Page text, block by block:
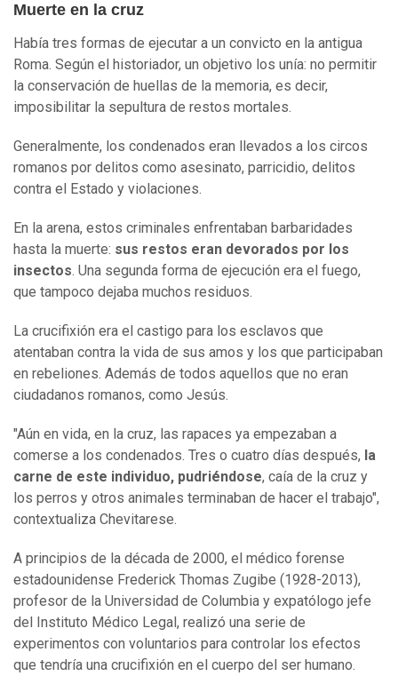
Muerte en la cruz
Había tres formas de ejecutar a un convicto en la antigua
Roma. Según el historiador, un objetivo los unía: no permitir
la conservación de huellas de la memoria, es decir,
imposibilitar la sepultura de restos mortales.
Generalmente, los condenados eran llevados a los circos
romanos por delitos como asesinato, parricidio, delitos
contra el Estado y violaciones.
En la arena, estos criminales enfrentaban barbaridades
hasta la muerte: sus restos eran devorados por los
insectos. Una segunda forma de ejecución era el fuego,
que tampoco dejaba muchos residuos.
La crucifixión era el castigo para los esclavos que
atentaban contra la vida de sus amos y los que participaban
en rebeliones. Además de todos aquellos que no eran
ciudadanos romanos, como Jesús.
"Aún en vida, en la cruz, las rapaces ya empezaban a
comerse a los condenados. Tres o cuatro días después, la
carne de este individuo, pudriéndose, caía de la cruz y
los perros y otros animales terminaban de hacer el trabajo",
contextualiza Chevitarese.
A principios de la década de 2000, el médico forense
estadounidense Frederick Thomas Zugibe (1928-2013),
profesor de la Universidad de Columbia y expatólogo jefe
del Instituto Médico Legal, realizó una serie de
experimentos con voluntarios para controlar los efectos
que tendría una crucifixión en el cuerpo del ser humano.